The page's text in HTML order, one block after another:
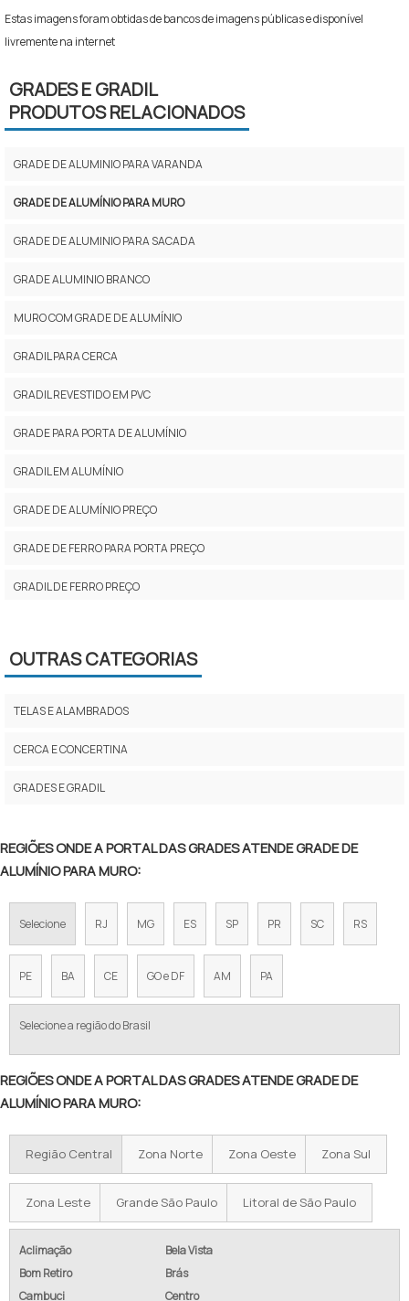
Estas imagens foram obtidas de bancos de imagens públicas e disponível
livremente na internet
GRADES E GRADIL
PRODUTOS RELACIONADOS
GRADE DE ALUMINIO PARA VARANDA
GRADE DE ALUMÍNIO PARA MURO
GRADE DE ALUMINIO PARA SACADA
GRADE ALUMINIO BRANCO
MURO COM GRADE DE ALUMÍNIO
GRADIL PARA CERCA
GRADIL REVESTIDO EM PVC
GRADE PARA PORTA DE ALUMÍNIO
GRADIL EM ALUMÍNIO
GRADE DE ALUMÍNIO PREÇO
GRADE DE FERRO PARA PORTA PREÇO
GRADIL DE FERRO PREÇO
PREÇO DE GRADE DE ALUMÍNIO
GRADE GALVANIZADA PREÇO
GRADE PISO GALVANIZADA PREÇO
PREÇO GRADIL DE FERRO
GRADIL PARA CERCAMENTO PREÇO
GRADIL DE ALUMÍNIO PREÇO
GRADIL DE ALUMÍNIO E VIDRO
GRADIL DE ALUMÍNIO EM PE
GRADIL ALUMINIO BRANCO SP
OUTRAS CATEGORIAS
TELAS E ALAMBRADOS
CERCA E CONCERTINA
GRADES E GRADIL
REGIÕES ONDE A PORTAL DAS GRADES ATENDE GRADE DE
ALUMÍNIO PARA MURO:
Selecione RJ MG ES SP PR SC RS
PE BA CE GO e DF AM PA
Selecione a região do Brasil
REGIÕES ONDE A PORTAL DAS GRADES ATENDE GRADE DE
ALUMÍNIO PARA MURO:
Região Central Zona Norte Zona Oeste Zona Sul
Zona Leste Grande São Paulo Litoral de São Paulo
Aclimação
Bela Vista
Bom Retiro
Brás
Cambuci
Centro